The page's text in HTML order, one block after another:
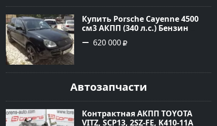
Авторынок23
Купить Porsche Cayenne 4500
см3 АКПП (340 л.с.) Бензин
турбонаддув в Новороссийск:
цвет черный Внедорожник
сайте Авторынок23
620 000
Автозапчасти
Контрактная АКПП TOYOTA
VITZ, SCP13, 2SZ-FE, K410-11A